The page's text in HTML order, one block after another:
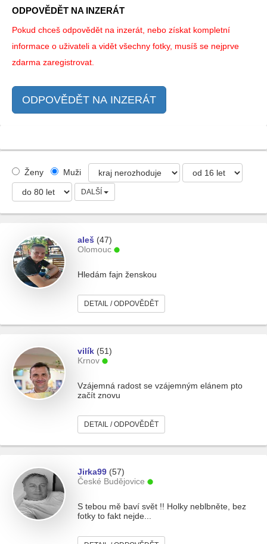
ODPOVĚDĚT NA INZERÁT
Pokud chceš odpovědět na inzerát, nebo získat kompletní
informace o uživateli a vidět všechny fotky, musíš se nejprve
zdarma zaregistrovat.
ODPOVĚDĚT NA INZERÁT
Ženy Muži
DALŠÍ
aleš (47)
Olomouc
Hledám fajn ženskou
DETAIL / ODPOVĚDĚT
vilík (51)
Krnov
Vzájemná radost se vzájemným elánem pto
začít znovu
DETAIL / ODPOVĚDĚT
Jirka99 (57)
České Budějovice
S tebou mě baví svět !! Holky neblbněte, bez
fotky to fakt nejde...